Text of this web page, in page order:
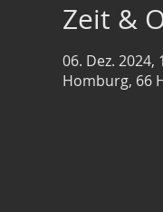
Zeit &
06. Dez. 2024,
Homburg, 66